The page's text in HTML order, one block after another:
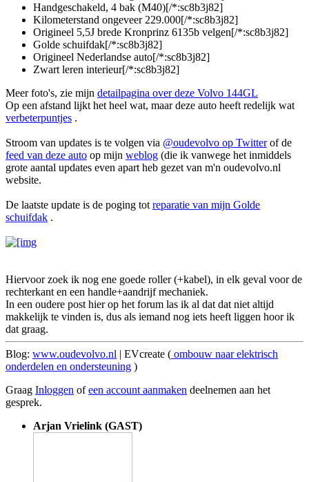
Handgeschakeld, 4 bak (M40)[/*:sc8b3j82]
Kilometerstand ongeveer 229.000[/*:sc8b3j82]
Origineel 5,5J brede Kronprinz 6135b velgen[/*:sc8b3j82]
Golde schuifdak[/*:sc8b3j82]
Origineel Nederlandse auto[/*:sc8b3j82]
Zwart leren interieur[/*:sc8b3j82]
Meer foto's, zie mijn detailpagina over deze Volvo 144GL
Op een afstand lijkt het heel wat, maar deze auto heeft redelijk wat
verbeterpuntjes .
Stroom van updates is te volgen via @oudevolvo op Twitterof de
feed van deze auto op mijn weblog (die ik vanwege het inmiddels
grote aantal updates even apart heb gezet van m'n oudevolvo.nl
website.
De laatste update is de poging tot reparatie van mijn Golde
schuifdak .
Hiervoor zoek ik nog ene goede roller (+kabel), in elk geval voor de
rechterkant en een handle+aandrijf mechaniek.
In een oudere post hier op het forum las ik al dat dat niet altijd
makkelijk te vinden is, dus als iemand nog iets heeft liggen hoor ik
dat graag.
Blog: www.oudevolvo.nl | EVcreate ( ombouw naar elektrisch
onderdelen en ondersteuning )
Graag Inloggen ofeen account aanmaken deelnemen aan het
gesprek.
Arjan Vrielink (GAST)